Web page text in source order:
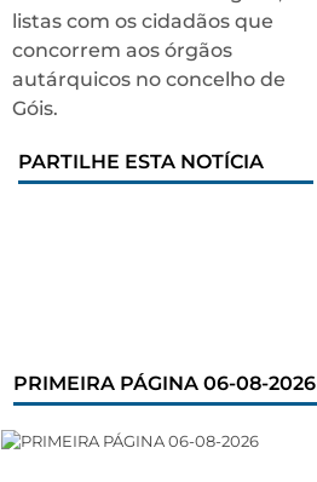
listas com os cidadãos que
concorrem aos órgãos
autárquicos no concelho de
Góis.
PARTILHE ESTA NOTÍCIA
PRIMEIRA PÁGINA 06-08-2026